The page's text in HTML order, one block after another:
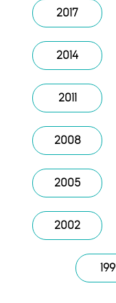
2017
2014
2011
2008
2005
2002